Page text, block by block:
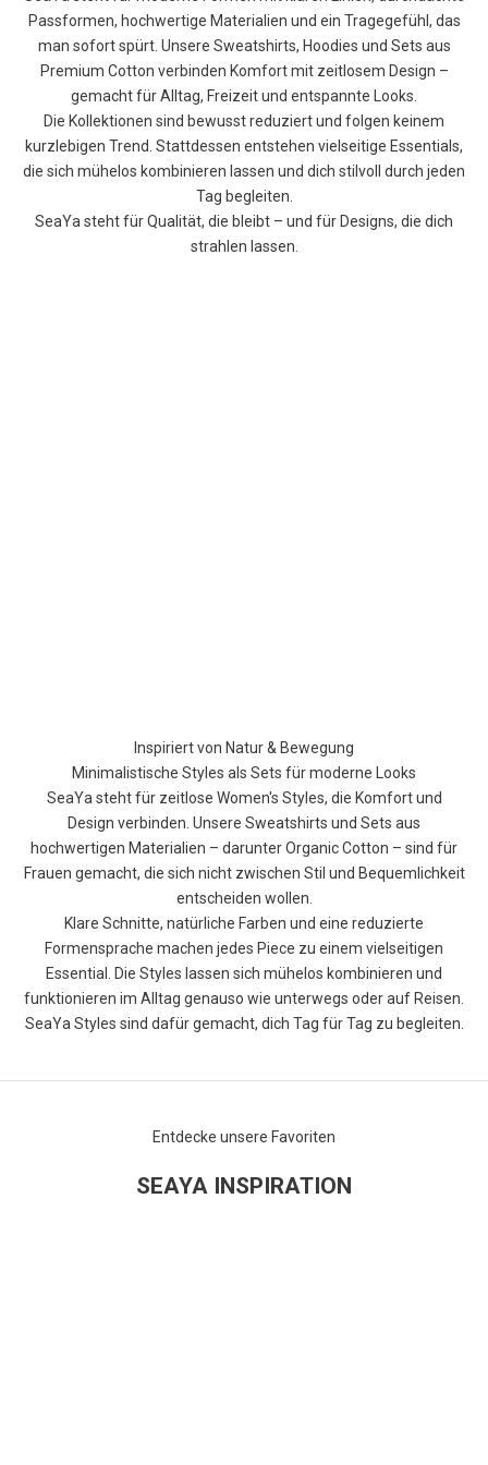
Passformen, hochwertige Materialien und ein Tragegefühl, das
man sofort spürt. Unsere Sweatshirts, Hoodies und Sets aus
Premium Cotton verbinden Komfort mit zeitlosem Design –
gemacht für Alltag, Freizeit und entspannte Looks.
Die Kollektionen sind bewusst reduziert und folgen keinem
kurzlebigen Trend. Stattdessen entstehen vielseitige Essentials,
die sich mühelos kombinieren lassen und dich stilvoll durch jeden
Tag begleiten.
SeaYa steht für Qualität, die bleibt – und für Designs, die dich
strahlen lassen.
Inspiriert von Natur & Bewegung
Minimalistische Styles als Sets für moderne Looks
SeaYa steht für zeitlose Women's Styles, die Komfort und
Design verbinden. Unsere Sweatshirts und Sets aus
hochwertigen Materialien – darunter Organic Cotton – sind für
Frauen gemacht, die sich nicht zwischen Stil und Bequemlichkeit
entscheiden wollen.
Klare Schnitte, natürliche Farben und eine reduzierte
Formensprache machen jedes Piece zu einem vielseitigen
Essential. Die Styles lassen sich mühelos kombinieren und
funktionieren im Alltag genauso wie unterwegs oder auf Reisen.
SeaYa Styles sind dafür gemacht, dich Tag für Tag zu begleiten.
Entdecke unsere Favoriten
SEAYA INSPIRATION